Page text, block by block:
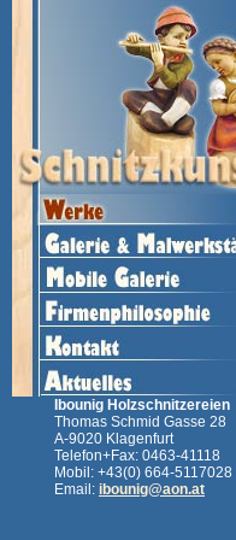
Ibounig Holzschnitzereien
Thomas Schmid Gasse 28
A-9020 Klagenfurt
Telefon+Fax: 0463-41118
Mobil: +43(0) 664-5117028
Email: ibounig@aon.at